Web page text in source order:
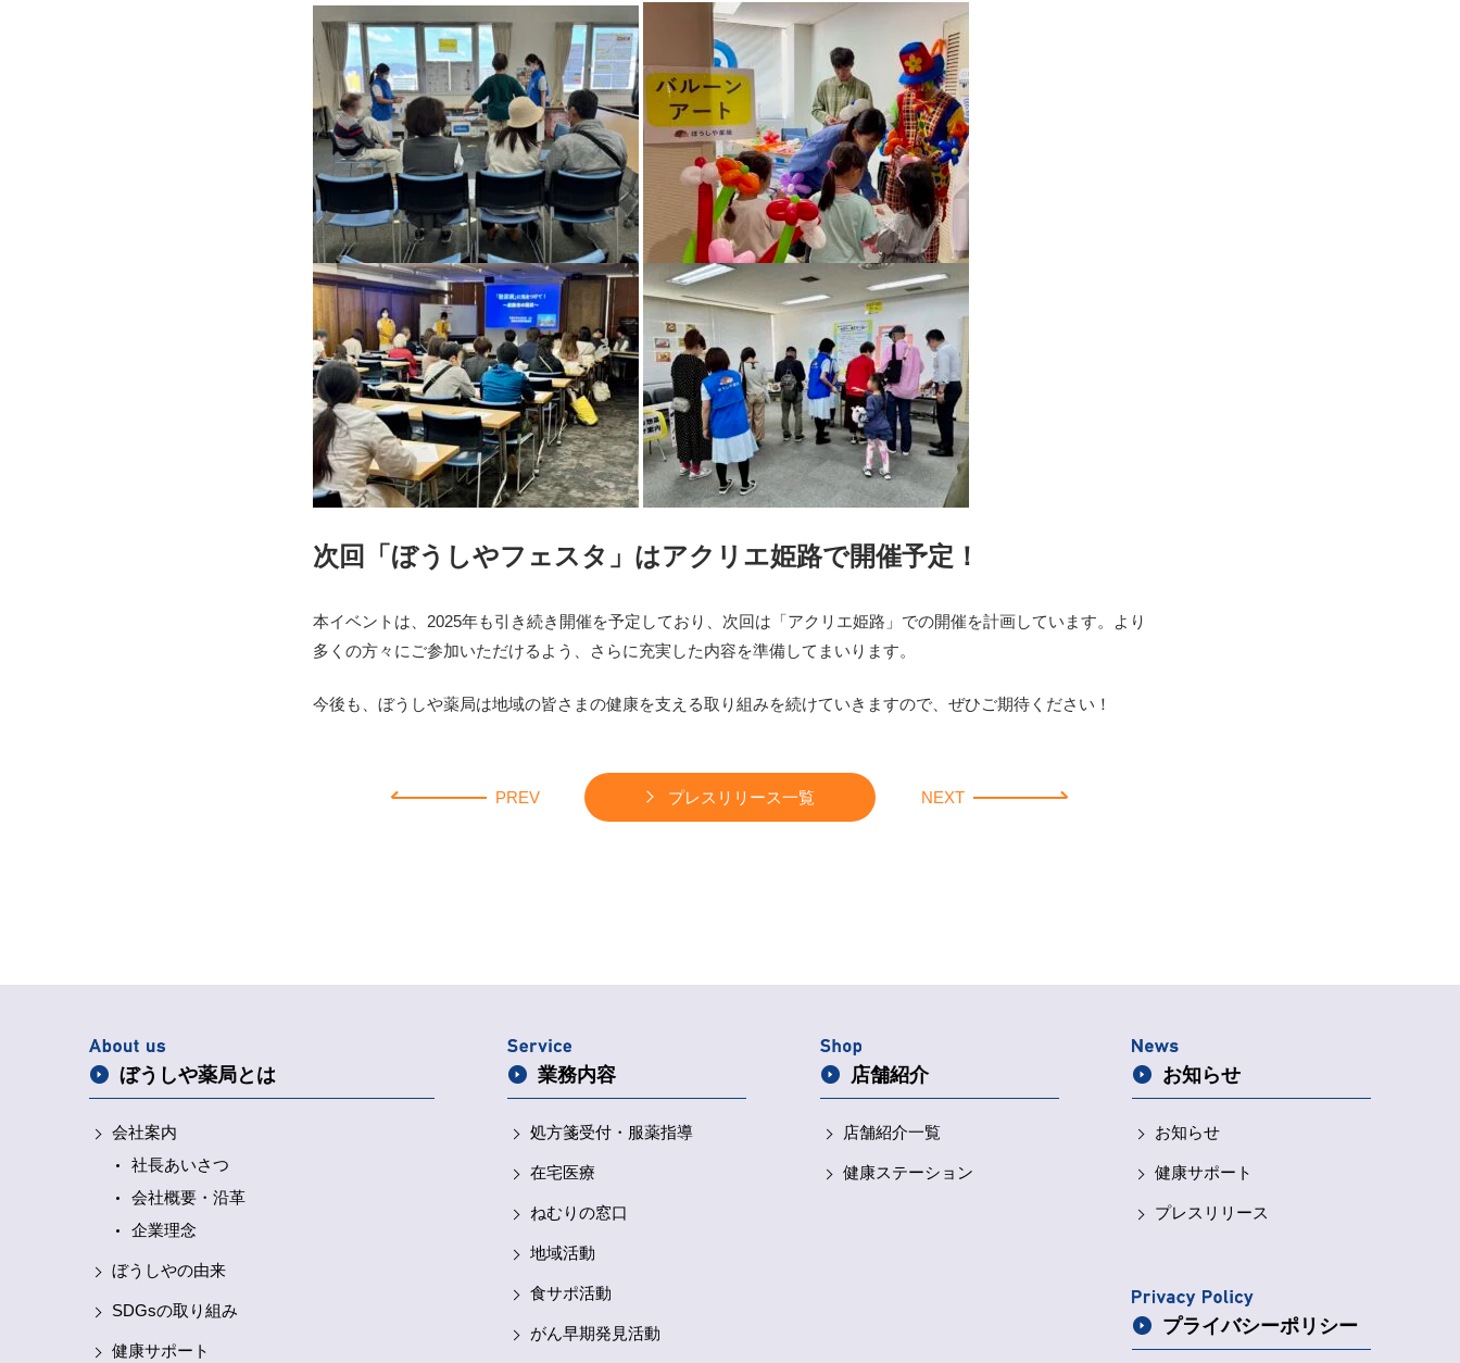
次回「ぼうしやフェスタ」はアクリエ姫路で開催予定！
本イベントは、2025年も引き続き開催を予定しており、 次回は「アクリエ姫路」での開催を計画しています。
より
多くの方々にご参加いただけるよう、
さらに充実した内容を準備してまいります。
今後も、 ぼうしや薬局は地域の皆さまの健康を支える取り組みを続けていき ますので、ぜひご期待ください！
PREV プレスリリース一覧 NEXT
ぼうしや薬局とは
会社案内
社長あいさつ
会社概要・沿革
企業理念
ぼうしやの由来
SDGsの取り組み
健康サポート
業務内容
処方箋受付・ 服薬指導
在宅医療
ねむりの窓口
地域活動
食サポ活動
がん早期発見活動
店舗紹介
店舗紹介一覧
健康ステーション
お知らせ
お知らせ
健康サポート
プレスリリース
プライバシーポリシー